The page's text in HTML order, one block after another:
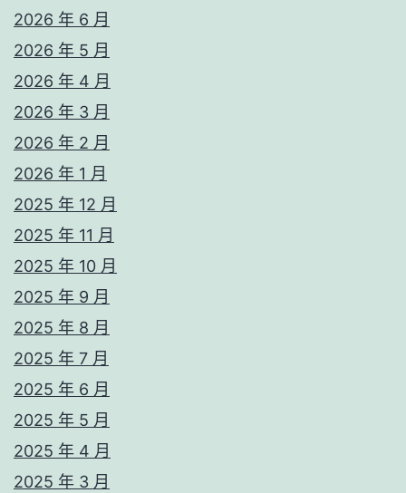
2026 年 6 月
2026 年 5 月
2026 年 4 月
2026 年 3 月
2026 年 2 月
2026 年 1 月
2025 年 12 月
2025 年 11 月
2025 年 10 月
2025 年 9 月
2025 年 8 月
2025 年 7 月
2025 年 6 月
2025 年 5 月
2025 年 4 月
2025 年 3 月